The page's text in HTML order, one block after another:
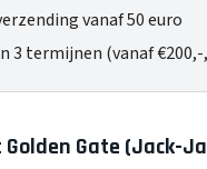
vanaf 50 euro
3 termijnen (vanaf
Gate (Jack-